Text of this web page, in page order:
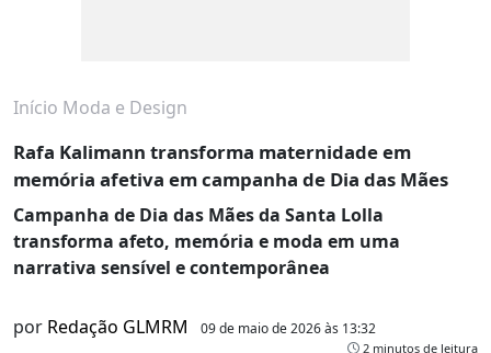
Início Moda e Design
Rafa Kalimann transforma maternidade em
memória afetiva em campanha de Dia das Mães
Campanha de Dia das Mães da Santa Lolla
transforma afeto, memória e moda em uma
narrativa sensível e contemporânea
por Redação GLMRM 09 de maio de 2026 às 13:32
2 minutos de leitura